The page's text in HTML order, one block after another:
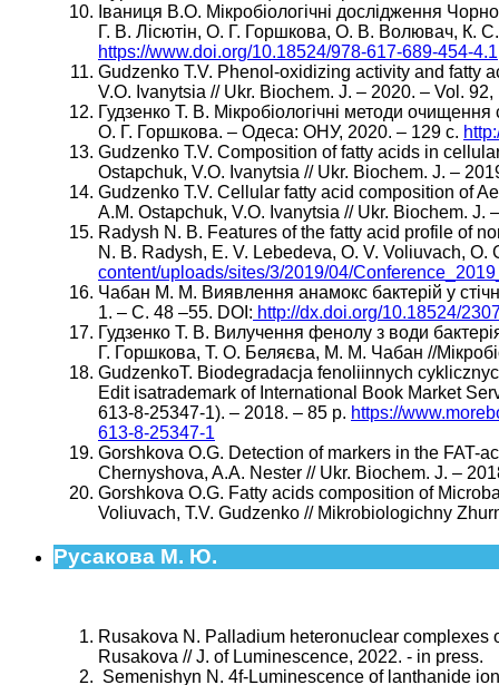
Іваниця В.О. Мікробіологічні дослідження
Г. В. Лісютін, О. Г. Горшкова, О. В. Волювач, К.
https://www.doi.org/10.18524/978-617-689-454-4.1
Gudzenko T.V. Phenol-oxidizing activity and fatty
V.O. Ivanytsia // Ukr. Biochem. J. – 2020. – Vol.
Гудзенко Т. В. Мікробіологічні методи
О. Г. Горшкова. – Одеса: ОНУ, 2020. – 129 с.
Gudzenko T.V. Composition of fatty acids in
Ostapchuk, V.O. Ivanytsia // Ukr. Biochem. J. –
Gudzenko T.V. Cellular fatty acid composition of
A.M. Ostapchuk, V.O. Ivanytsia // Ukr. Biochem.
Radysh N. B. Features of the fatty acid profile of
N. B. Radysh, E. V. Lebedeva, O. V. Voliuvach,
content/uploads/sites/3/2019/04/
Чабан М. М. Виявлення анамокс бактерій у
1. – С. 48 –55. DOI: http://dx.doi.org/10.18524/
Гудзенко Т. В. Вилучення фенолу з води
Г. Горшкова, Т. О. Беляєва, М. М. Чабан //
GudzenkoT. Biodegradacja fenoliinnych
Edit isatrademark of International Book Market
613-8-25347-1). – 2018. – 85 p. https://
613-8-25347-1
Gorshkova O.G. Detection of markers in the FAT-
Chernyshova, A.A. Nester // Ukr. Biochem. J. –
Gorshkova O.G. Fatty acids composition of
Voliuvach, T.V. Gudzenko // Mikrobiologichny
Русакова М. Ю.
Rusakova N. Palladium heteronuclear complexes
Rusakova // J. of Luminescence, 2022. - in press.
Semenishyn N. 4f-Luminescence of lanthanide